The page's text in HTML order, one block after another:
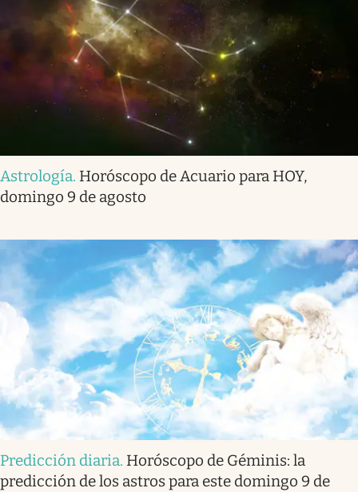
Astrología. Horóscopo de Acuario para HOY,
domingo 9 de agosto
Predicción diaria. Horóscopo de Géminis: la
predicción de los astros para este domingo 9 de